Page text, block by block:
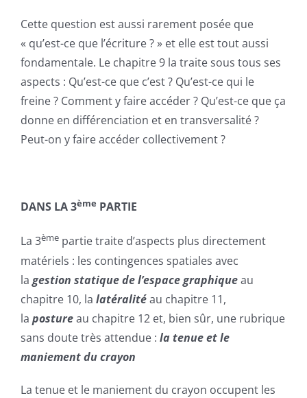
Cette question est aussi rarement posée que
« qu’est-ce que l’écriture ? » et elle est tout aussi
fondamentale. Le chapitre 9 la traite sous tous ses
aspects : Qu’est-ce que c’est ? Qu’est-ce qui le
freine ? Comment y faire accéder ? Qu’est-ce que ça
donne en différenciation et en transversalité ?
Peut-on y faire accéder collectivement ?
DANS LA 3ème PARTIE
La 3ème partie traite d’aspects plus directement
matériels : les contingences spatiales avec
la gestion statique de l’espace graphiqueau
chapitre 10, la latéralitéau chapitre 11,
la postureau chapitre 12 et, bien sûr, une rubrique
sans doute très attendue : la tenue et le
maniement du crayon
La tenue et le maniement du crayon occupent les